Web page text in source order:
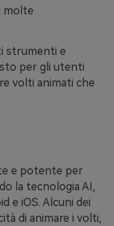
molte
strumenti e
per gli utenti
volti animati che
e potente per
la tecnologia AI,
e iOS. Alcuni dei
di animare i volti,